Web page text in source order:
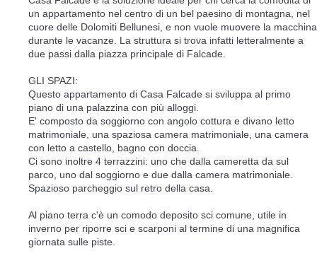
un appartamento nel centro di un bel paesino di montagna, nel
cuore delle Dolomiti Bellunesi, e non vuole muovere la macchina
durante le vacanze. La struttura si trova infatti letteralmente a
due passi dalla piazza principale di Falcade.
GLI SPAZI:
Questo appartamento di Casa Falcade si sviluppa al primo
piano di una palazzina con più alloggi.
E' composto da soggiorno con angolo cottura e divano letto
matrimoniale, una spaziosa camera matrimoniale, una camera
con letto a castello, bagno con doccia.
Ci sono inoltre 4 terrazzini: uno che dalla cameretta da sul
parco, uno dal soggiorno e due dalla camera matrimoniale.
Spazioso parcheggio sul retro della casa.
Al piano terra c'è un comodo deposito sci comune, utile in
inverno per riporre sci e scarponi al termine di una magnifica
giornata sulle piste.